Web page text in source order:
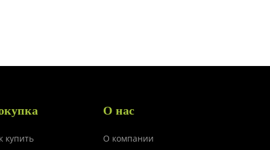
купить
О нас
О компании